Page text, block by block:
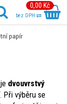
0,00 Kč
bez DPH
papír
dvouvrstvý
Při výběru se